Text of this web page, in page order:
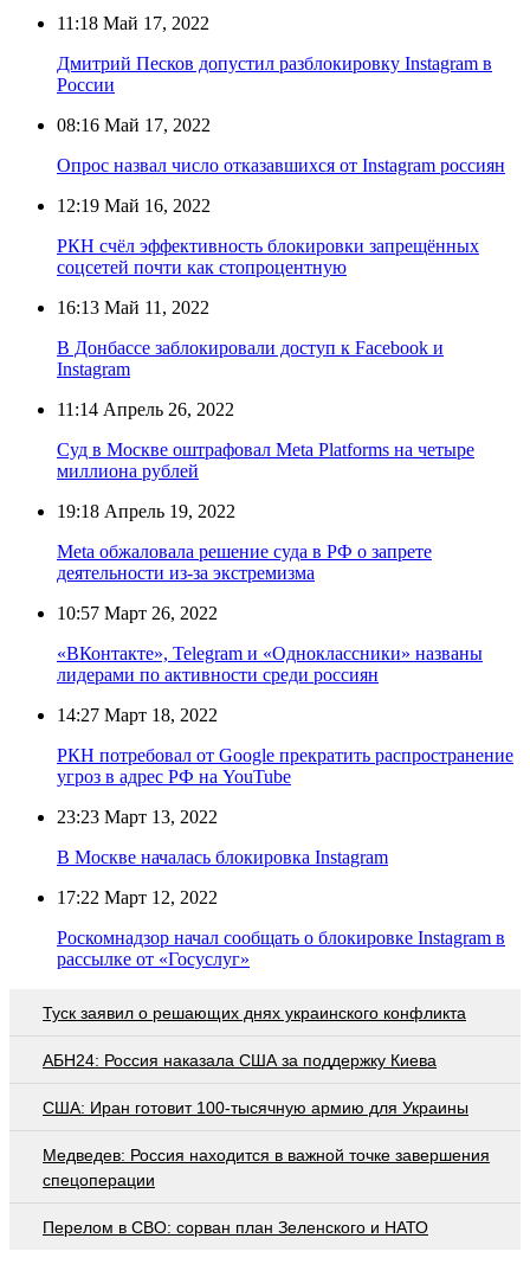
11:18 Май 17, 2022
Дмитрий Песков допустил разблокировку Instagram в
России
08:16 Май 17, 2022
Опрос назвал число отказавшихся от Instagram россиян
12:19 Май 16, 2022
РКН счёл эффективность блокировки запрещённых
соцсетей почти как стопроцентную
16:13 Май 11, 2022
В Донбассе заблокировали доступ к Facebook и
Instagram
11:14 Апрель 26, 2022
Суд в Москве оштрафовал Meta Platforms на четыре
миллиона рублей
19:18 Апрель 19, 2022
Meta обжаловала решение суда в РФ о запрете
деятельности из-за экстремизма
10:57 Март 26, 2022
«ВКонтакте», Telegram и «Одноклассники» названы
лидерами по активности среди россиян
14:27 Март 18, 2022
РКН потребовал от Google прекратить распространение
угроз в адрес РФ на YouTube
23:23 Март 13, 2022
В Москве началась блокировка Instagram
17:22 Март 12, 2022
Роскомнадзор начал сообщать о блокировке Instagram в
рассылке от «Госуслуг»
Туск заявил о решающих днях украинского конфликта
АБН24: Россия наказала США за поддержку Киева
США: Иран готовит 100-тысячную армию для Украины
Медведев: Россия находится в важной точке завершения
спецоперации
Перелом в СВО: сорван план Зеленского и НАТО